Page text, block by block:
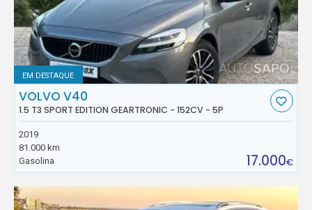
EM DESTAQUE
VOLVO V40
1.5 T3 SPORT EDITION GEARTRONIC - 152CV - 5P
2019
81.000 km
Gasolina
17.000€